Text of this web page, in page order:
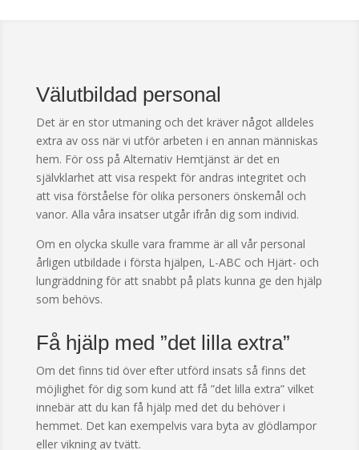
Välutbildad personal
Det är en stor utmaning och det kräver något alldeles
extra av oss när vi utför arbeten i en annan människas
hem. För oss på Alternativ Hemtjänst är det en
självklarhet att visa respekt för andras integritet och
att visa förståelse för olika personers önskemål och
vanor. Alla våra insatser utgår ifrån dig som individ.
Om en olycka skulle vara framme är all vår personal
årligen utbildade i första hjälpen, L-ABC och Hjärt- och
lungräddning för att snabbt på plats kunna ge den hjälp
som behövs.
Få hjälp med ”det lilla extra”
Om det finns tid över efter utförd insats så finns det
möjlighet för dig som kund att få ”det lilla extra” vilket
innebär att du kan få hjälp med det du behöver i
hemmet. Det kan exempelvis vara byta av glödlampor
eller vikning av tvätt.